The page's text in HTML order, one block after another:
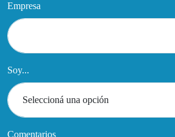
Empresa
Soy...
Comentarios